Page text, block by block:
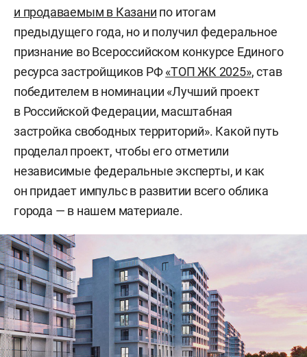
и продаваемым в Казани по итогам
предыдущего года, но и получил федеральное
признание во Всероссийском конкурсе Единого
ресурса застройщиков РФ«ТОП ЖК 2025», став
победителем в номинации «Лучший проект
в Российской Федерации, масштабная
застройка свободных территорий». Какой путь
проделал проект, чтобы его отметили
независимые федеральные эксперты, и как
он придает импульс в развитии всего облика
города — в нашем материале.